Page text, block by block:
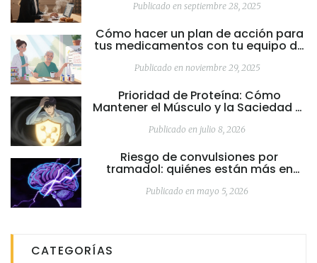
Publicado en septiembre 28, 2025
Cómo hacer un plan de acción para
tus medicamentos con tu equipo de
Publicado en noviembre 29, 2025
Prioridad de Proteína: Cómo
Mantener el Músculo y la Saciedad al
Publicado en julio 8, 2026
Riesgo de convulsiones por
tramadol: quiénes están más en
Publicado en mayo 5, 2026
CATEGORÍAS